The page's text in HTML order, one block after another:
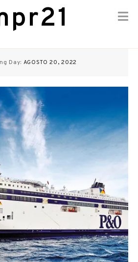
Day: AGOSTO 20, 2022